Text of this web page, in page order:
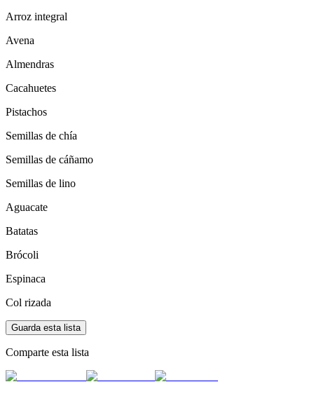
Arroz integral
Avena
Almendras
Cacahuetes
Pistachos
Semillas de chía
Semillas de cáñamo
Semillas de lino
Aguacate
Batatas
Brócoli
Espinaca
Col rizada
Guarda esta lista
Comparte esta lista